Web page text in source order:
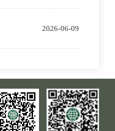
2026-06-09